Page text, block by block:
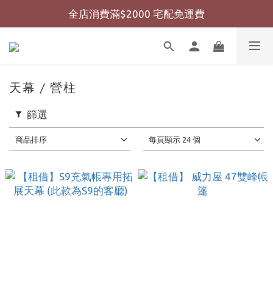
全店消費滿$999 超商免運費
全店消費滿$2000 宅配免運費
全店消費滿$999 超商免運費
天幕 / 營柱
篩選
商品排序 每頁顯示 24 個